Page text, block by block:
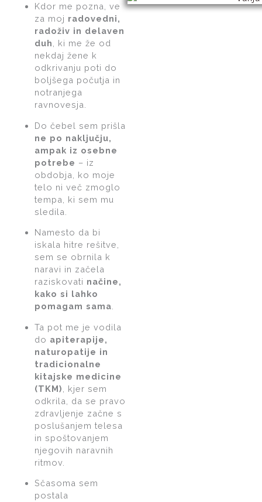
Kdor me pozna, ve
za moj radovedni,
radoživ in delaven
duh
, ki me že od
nekdaj žene k
odkrivanju poti do
boljšega počutja in
notranjega
ravnovesja.
Do čebel sem prišla
ne po naključju,
ampak iz osebne
potrebe – iz
obdobja, ko moje
telo ni več zmoglo
tempa, ki sem mu
sledila.
Namesto da bi
iskala hitre rešitve,
sem se obrnila k
naravi in začela
raziskovati načine,
kako si lahko
pomagam sama
Ta pot me je vodila
do apiterapije,
naturopatije in
tradicionalne
kitajske medicine
(TKM)
, kjer sem
odkrila, da se pravo
zdravljenje začne s
poslušanjem telesa
in spoštovanjem
njegovih naravnih
ritmov.
Sčasoma sem
postala